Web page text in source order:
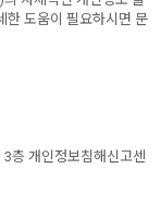
한 도움이 필요하시면 문
층 개인정보침해신고센